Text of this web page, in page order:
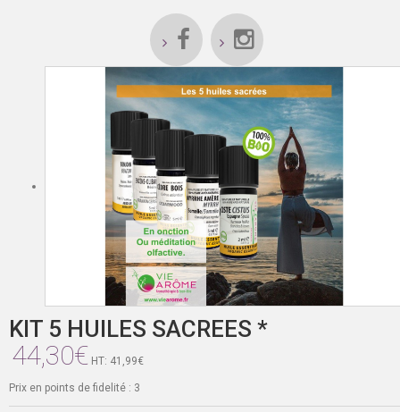
KIT 5 HUILES SACREES *
44,30€ HT: 41,99€
Prix en points de fidelité : 3